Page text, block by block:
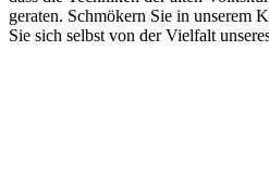
geraten. Schmökern Sie in unserem
Sie sich selbst von der Vielfalt